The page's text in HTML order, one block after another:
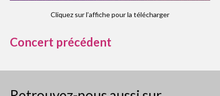
Cliquez sur l’affiche pour la télécharger
Concert précédent